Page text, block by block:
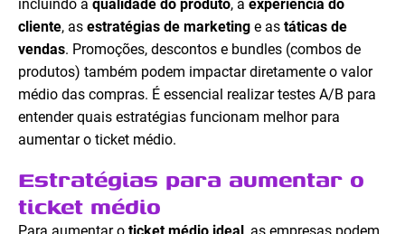
incluindo a qualidade do produto, a experiência do
cliente, as estratégias de marketing e as táticas de
vendas. Promoções, descontos e bundles (combos de
produtos) também podem impactar diretamente o valor
médio das compras. É essencial realizar testes A/B para
entender quais estratégias funcionam melhor para
aumentar o ticket médio.
Estratégias para aumentar o
ticket médio